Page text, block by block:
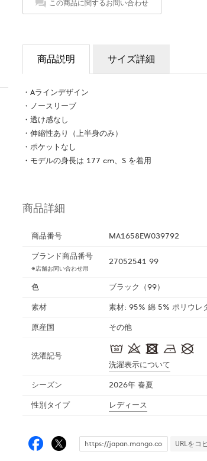
この商品に関するお問い合わせ
商品説明 サイズ詳細
・Aラインデザイン
・ノースリーブ
・透け感なし
・伸縮性あり（上半身のみ）
・ポケットなし
・モデルの身長は 177 cm、S を着用
商品詳細
商品番号
MA1658EW039792
ブランド商品番号
※店舗お問い合わせ用
27052541 99
色
ブラック（99）
素材
素材: 95% 綿 5% ポリウレ
原産国
その他
洗濯記号
洗濯表示について
シーズン
2026年 春夏
性別タイプ
レディース
URLをコ